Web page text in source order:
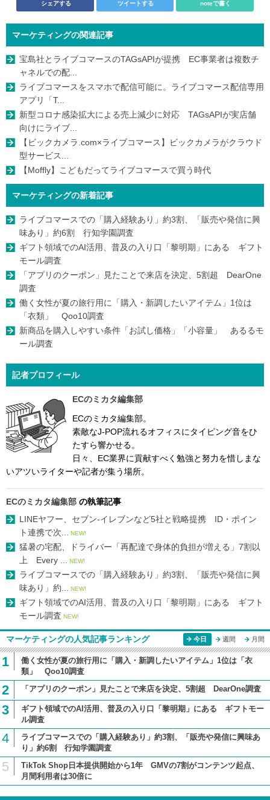
シェアする ツイートする noteで書く
マーケティングの関連記事
宝島社とライブコマースのTAGsAPIが提携 EC事業者は複数チ
ャネルでの配...
ライブコマースをスマホで配信可能に。ライブコマース配信専用
アプリ「T...
新型コロナ感染拡大による売上減少に対応 TAGsAPIが実店舗
向けにライブ...
【ビックカメラ.com×ライブコマース】ビックカメラがクラウド
型サービス...
【Moffly】こどもだってライブコマースで買う時代
マーケティングの新着記事
ライブコマースでの「購入経験あり」約3割、「販売や発信に興
味あり」約6割 行知学園調査
ギフト領域でのAI活用、普及の入り口「黎明期」にある ギフト
モール調査
「アプリのクーポン」見たことで来店を決定、5割超 DearOne
調査
働く女性が夏の旅行用に「購入・新調したいアイテム」1位は
「衣類」 Qoo10調査
新商品を購入しやすい条件「お試し価格」「小容量」 あるるモ
ール調査
記者プロフィール
ECのミカタ編集部
ECのミカタ編集部。
素敵なJ-POP流れるオフィスにタイピング音をひ
たすら響かせる。
日々、EC業界に貢献すべく勉強と努力を惜しまな
いアツいライターや記者が集う場所。
ECのミカタ編集部 の執筆記事
LINEヤフー、セブン-イレブンなど5社と戦略提携 ID・ポイン
ト連携で次...
NEW!
猛暑の宅配、ドライバー「再配達で身体的負担が増える」7割以
上 Every ...
NEW!
ライブコマースでの「購入経験あり」約3割、「販売や発信に興
味あり」約...
NEW!
ギフト領域でのAI活用、普及の入り口「黎明期」にある ギフト
モール調査 NEW!
マーケティングの人気記事ランキング 今日 週間 月間
1
働く女性が夏の旅行用に「購入・新調したいアイテム」1位は「衣
類」 Qoo10調査
2 「アプリのクーポン」見たことで来店を決定、5割超 DearOne調査
3
ギフト領域でのAI活用、普及の入り口「黎明期」にある ギフトモー
ル調査
4
ライブコマースでの「購入経験あり」約3割、「販売や発信に興味あ
り」約6割 行知学園調査
5
TikTok Shop日本提供開始から1年 GMVの7割がコンテンツ起点、
月間利用者は30倍に